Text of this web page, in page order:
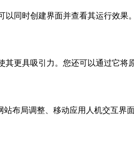
同时创建界面并查看其运行效果
更具吸引力。您还可以通过它将
布局调整、移动应用人机交互界